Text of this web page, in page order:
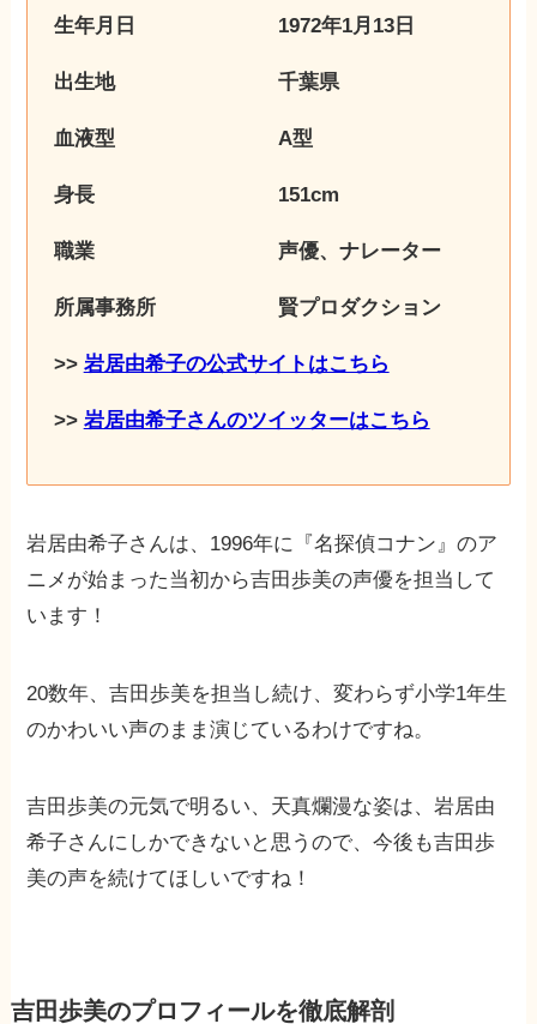
生年月日 1972年1月13日
出生地 千葉県
血液型 A型
身長 151cm
職業 声優、ナレーター
所属事務所 賢プロダクション
>> 岩居由希子の公式サイトはこちら
>> 岩居由希子さんのツイッターはこちら
岩居由希子さんは、1996年に『名探偵コナン』のア
ニメが始まった当初から吉田歩美の声優を担当して
います！
20数年、吉田歩美を担当し続け、変わらず小学1年生
のかわいい声のまま演じているわけですね。
吉田歩美の元気で明るい、天真爛漫な姿は、岩居由
希子さんにしかできないと思うので、今後も吉田歩
美の声を続けてほしいですね！
吉田歩美のプロフィールを徹底解剖